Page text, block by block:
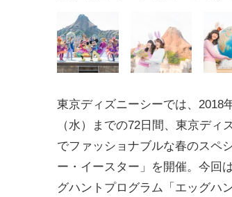
東京ディズニーシーでは、2018
（水）までの72日間、東京デ
でファッショナブルな春のスペ
ー・イースター」を開催。今回
グハントプログラム「エッグハ